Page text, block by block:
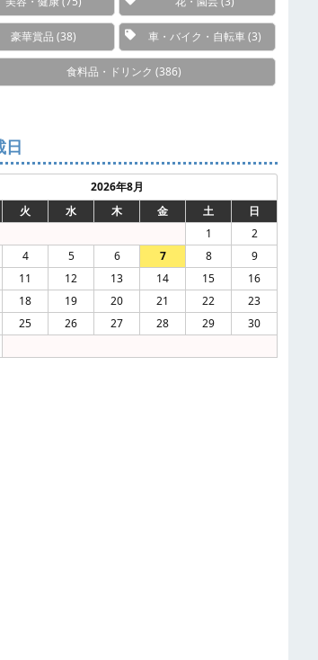
豪華賞品 (38) 車・バイク・自転車(3)
食料品・ドリンク (386)
日
2026年8月
火 水 木 金 土
日
1
2
4 5 6 7 8
9
11 12 13 14 15
16
18 19 20 21 22
23
25 26 27 28 29
30